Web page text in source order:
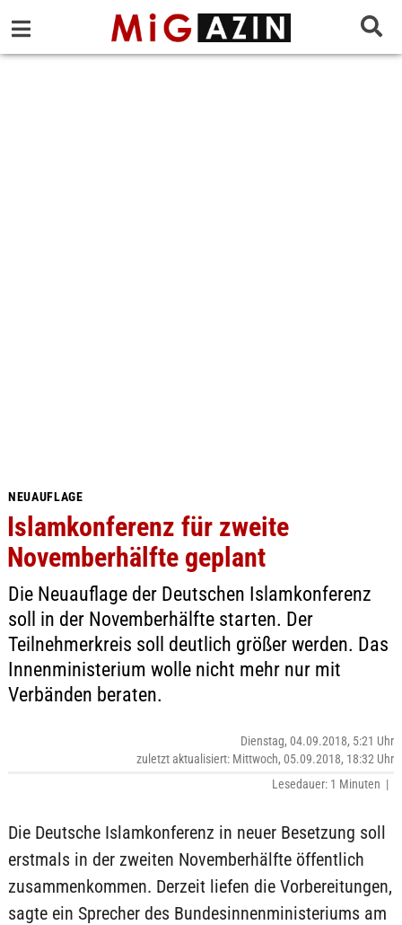
NEUAUFLAGE
Islamkonferenz für zweite
Novemberhälfte geplant
Die Neuauflage der Deutschen Islamkonferenz
soll in der Novemberhälfte starten. Der
Teilnehmerkreis soll deutlich größer werden. Das
Innenministerium wolle nicht mehr nur mit
Verbänden beraten.
Dienstag, 04.09.2018, 5:21 Uhr
zuletzt aktualisiert: Mittwoch, 05.09.2018, 18:32 Uhr
Lesedauer: 1 Minuten |
Die Deutsche Islamkonferenz in neuer Besetzung soll
erstmals in der zweiten Novemberhälfte öffentlich
zusammenkommen. Derzeit liefen die Vorbereitungen,
sagte ein Sprecher des Bundesinnenministeriums am